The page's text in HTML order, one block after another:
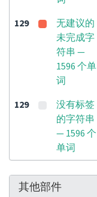
129
无建议的
未完成字
符串 —
1596 个单
词
129
没有标签
的字符串
— 1596 个
单词
其他部件